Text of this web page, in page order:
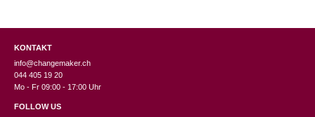
KONTAKT
info@changemaker.ch
044 405 19 20
Mo - Fr 09:00 - 17:00 Uhr
FOLLOW US